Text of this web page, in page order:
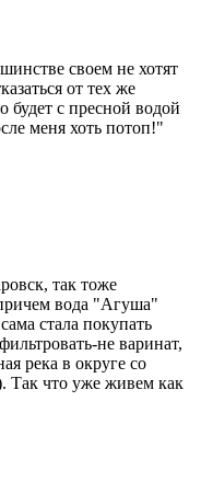
своем не хотят
от тех же
будет с пресной водой
меня хоть потоп!"
так тоже
вода "Агуша"
стала покупать
не варинат,
река в округе со
Так что уже живем как